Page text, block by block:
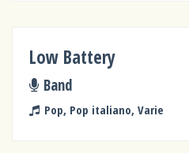
Low Battery
Band
Pop, Pop italiano, Varie